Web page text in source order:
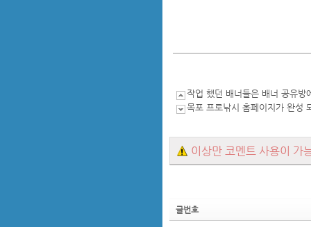
작업 했던 배너들은 배너 공유방
목포 프로낚시 홈페이지가 완성
이상만 코멘트 사용이 가
글번호